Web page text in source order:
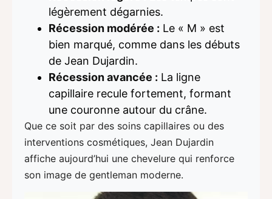
légèrement dégarnies.
Récession modérée : Le « M » est
bien marqué, comme dans les débuts
de Jean Dujardin.
Récession avancée : La ligne
capillaire recule fortement, formant
une couronne autour du crâne.
Que ce soit par des soins capillaires ou des
interventions cosmétiques, Jean Dujardin
affiche aujourd’hui une chevelure qui renforce
son image de gentleman moderne.